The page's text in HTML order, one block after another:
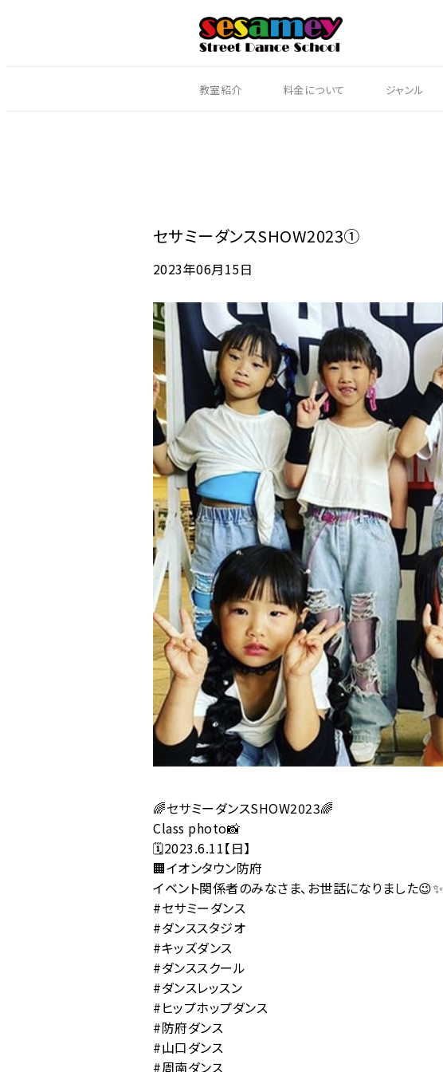
教室紹介 料金について ジャンル
セサミーダンスSHOW2023①
2023年06月15日
🌈セサミーダンスSHOW2023🌈
Class photo📸
🗓2023.6.11【日】
🏢イオンタウン防府
イベント関係者のみなさま、お世話になりました😉✨
#セサミーダンス
#ダンススタジオ
#キッズダンス
#ダンススクール
#ダンスレッスン
#ヒップホップダンス
#防府ダンス
#山口ダンス
#周南ダンス